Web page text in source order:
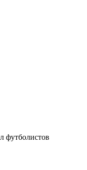
футболистов